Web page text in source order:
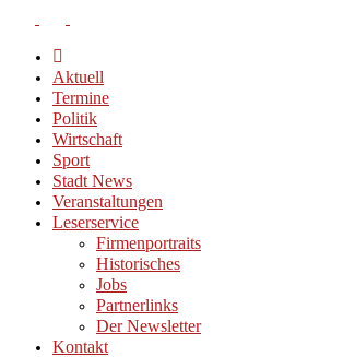
Aktuell
Termine
Politik
Wirtschaft
Sport
Stadt News
Veranstaltungen
Leserservice
Firmenportraits
Historisches
Jobs
Partnerlinks
Der Newsletter
Kontakt